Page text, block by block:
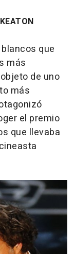
que
más
de uno
más
el premio
que llevaba